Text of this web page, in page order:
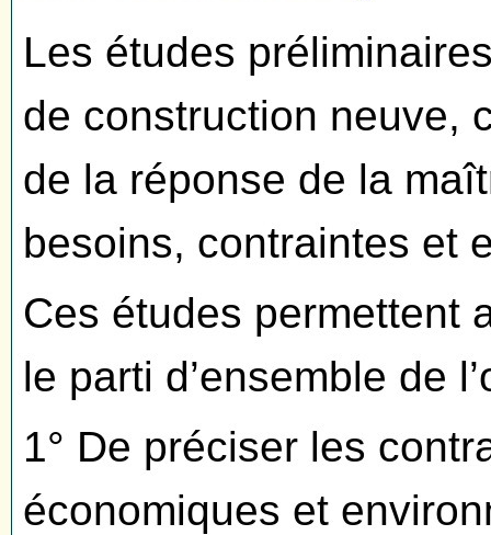
Les études
de construction neuve,
de la réponse de la
besoins, contraintes et
Ces études permettent
le parti d’ensemble de
1° De préciser les
économiques et